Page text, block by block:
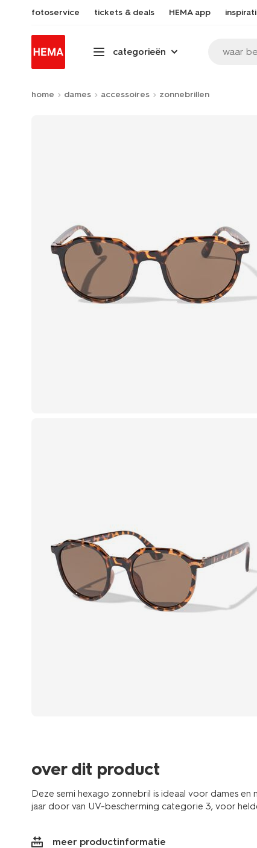
fotoservice tickets & deals HEMA app
categorieën waar
home dames accessoires zonnebrillen
over dit product
Deze semi hexago zonnebril is ideaal voor dames
jaar door van UV-bescherming categorie 3, voor
meer productinformatie